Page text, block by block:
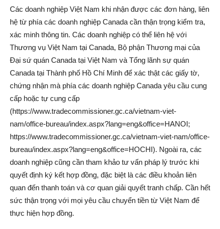
Các doanh nghiệp Việt Nam khi nhận được các đơn hàng, liên
hệ từ phía các doanh nghiệp Canada cần thận trọng kiểm tra,
xác minh thông tin. Các doanh nghiệp có thể liên hệ với
Thương vụ Việt Nam tại Canada, Bộ phận Thương mại của
Đại sứ quán Canada tại Việt Nam và Tổng lãnh sự quán
Canada tại Thành phố Hồ Chí Minh để xác thật các giấy tờ,
chứng nhận mà phía các doanh nghiệp Canada yêu cầu cung
cấp hoặc tự cung cấp
(https://www.tradecommissioner.gc.ca/vietnam-viet-
nam/office-bureau/index.aspx?lang=eng&office=HANOI;
https://www.tradecommissioner.gc.ca/vietnam-viet-nam/office-
bureau/index.aspx?lang=eng&office=HOCHI). Ngoài ra, các
doanh nghiệp cũng cần tham khảo tư vấn pháp lý trước khi
quyết định ký kết hợp đồng, đặc biệt là các điều khoản liên
quan đến thanh toán và cơ quan giải quyết tranh chấp. Cần hết
sức thận trọng với mọi yêu cầu chuyển tiền từ Việt Nam để
thực hiện hợp đồng.